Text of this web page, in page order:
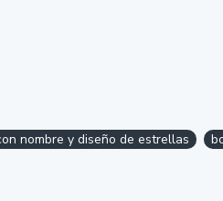
nombre y diseño de estrellas